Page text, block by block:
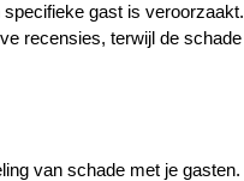
gast is
recensies, terwijl de
van schade met je gasten.